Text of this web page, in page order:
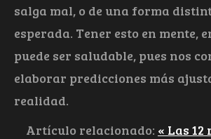
salga mal, o de una forma
esperada. Tener esto en mente,
puede ser saludable, pues nos
elaborar predicciones más
realidad.
Artículo relacionado: « Las 12